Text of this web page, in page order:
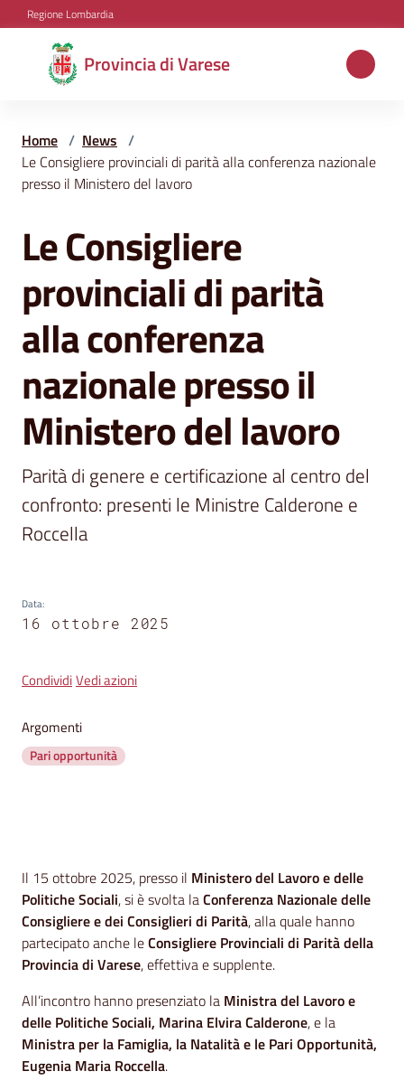
Vai al contenuto
Vai alla navigazione
Vai al footer
Regione Lombardia
Provincia di Varese
Provincia
di
Aree
Amministrazione
e
segnalazioni
Menu selezionato
Eventi
su
Home / News /
Le Consigliere provinciali di parità alla conferenza nazionale
presso il Ministero del lavoro
Salta al contenuto
Le Consigliere
provinciali di parità
alla conferenza
nazionale presso il
Ministero del lavoro
Parità di genere e certificazione al centro del
confronto: presenti le Ministre Calderone e
Roccella
Data:
16 ottobre 2025
CondividiVedi azioni
Argomenti
Pari opportunità
Contenuto
Il 15 ottobre 2025, presso il Ministero del Lavoro e delle
Politiche Sociali, si è svolta laConferenza Nazionale delle
Consigliere e dei Consiglieri di Parità, alla quale hanno
partecipato anche leConsigliere Provinciali di Parità della
Provincia di Varese, effettiva e supplente.
All’incontro hanno presenziato la Ministra del Lavoro e
delle Politiche Sociali, Marina Elvira Calderone, e la
Ministra per la Famiglia, la Natalità e le Pari Opportunità,
Eugenia Maria Roccella.